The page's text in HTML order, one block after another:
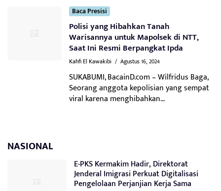
Baca Presisi
Polisi yang Hibahkan Tanah
Warisannya untuk Mapolsek di NTT,
Saat Ini Resmi Berpangkat Ipda
Kahfi El Kawakibi / Agustus 16, 2024
SUKABUMI, BacainD.com – Wilfridus Baga,
Seorang anggota kepolisian yang sempat
viral karena menghibahkan...
NASIONAL
E-PKS Kermakim Hadir, Direktorat
Jenderal Imigrasi Perkuat Digitalisasi
Pengelolaan Perjanjian Kerja Sama